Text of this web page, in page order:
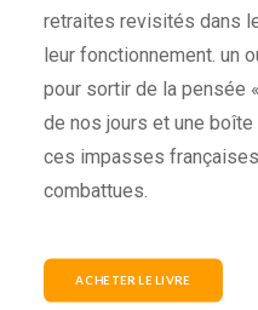
retraites revisités dans
leur fonctionnement. un
pour sortir de la pensée
de nos jours et une
ces impasses
combattues.
ACHETER LE LIVRE